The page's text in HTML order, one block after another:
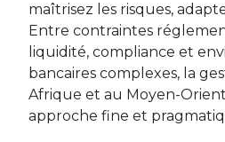
maîtrisez les risques,
Entre contraintes
liquidité, compliance et
bancaires complexes, la
Afrique et au Moyen-
approche fine et